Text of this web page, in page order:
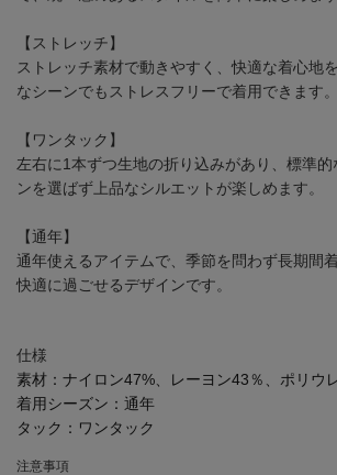
【ストレッチ】
ストレッチ素材で動きやすく、快適な着心地
なシーンでもストレスフリーで着用できます。
【ワンタック】
左右に1本ずつ生地の折り込みがあり、標準
ンを選ばず上品なシルエットが楽しめます。
【通年】
通年使えるアイテムで、季節を問わず長期間
快適に過ごせるデザインです。
仕様
素材： ナイロン47%、レーヨン43％、ポリウ
着用シーズン： 通年
タック： ワンタック
注意事項